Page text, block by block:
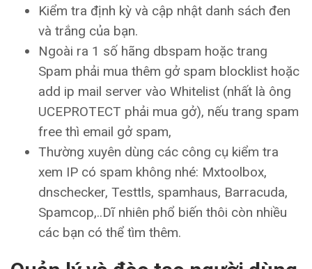
Kiểm tra định kỳ và cập nhật danh sách đen
và trắng của bạn.
Ngoài ra 1 số hãng dbspam hoặc trang
Spam phải mua thêm gở spam blocklist hoặc
add ip mail server vào Whitelist (nhất là ông
UCEPROTECT phải mua gở), nếu trang spam
free thì email gở spam,
Thường xuyên dùng các công cụ kiểm tra
xem IP có spam không nhé: Mxtoolbox,
dnschecker, Testtls, spamhaus, Barracuda,
Spamcop,..Dĩ nhiên phổ biến thôi còn nhiều
các bạn có thể tìm thêm.